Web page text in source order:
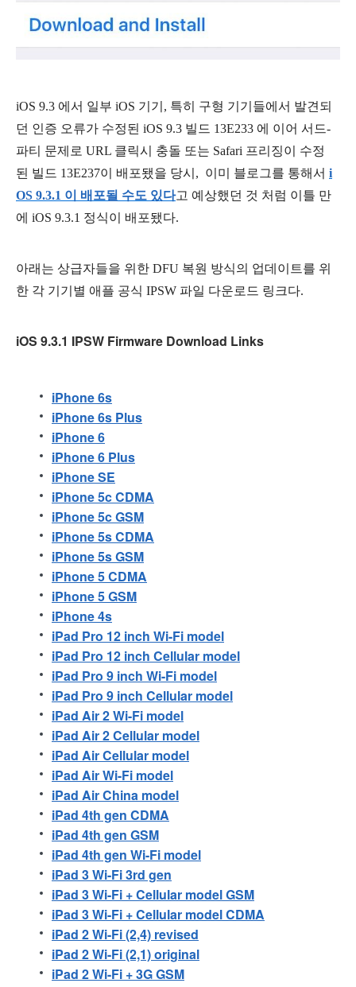
iOS 9.3 에서 일부 iOS 기기, 특히 구형 기기들에서 발견되
던 인증 오류가 수정된 iOS 9.3 빌드 13E233 에 이어 서드-
파티 문제로 URL 클릭시 충돌 또는 Safari 프리징이 수정
된 빌드 13E237이 배포됐을 당시, 이미 블로그를 통해서 i
OS 9.3.1 이 배포될 수도 있다고 예상했던 것 처럼 이틀 만
에 iOS 9.3.1 정식이 배포됐다.
아래는 상급자들을 위한 DFU 복원 방식의 업데이트를 위
한 각 기기별 애플 공식 IPSW 파일 다운로드 링크다.
iOS 9.3.1 IPSW Firmware Download Links
iPhone 6s
iPhone 6s Plus
iPhone 6
iPhone 6 Plus
iPhone SE
iPhone 5c CDMA
iPhone 5c GSM
iPhone 5s CDMA
iPhone 5s GSM
iPhone 5 CDMA
iPhone 5 GSM
iPhone 4s
iPad Pro 12 inch Wi-Fi model
iPad Pro 12 inch Cellular model
iPad Pro 9 inch Wi-Fi model
iPad Pro 9 inch Cellular model
iPad Air 2 Wi-Fi model
iPad Air 2 Cellular model
iPad Air Cellular model
iPad Air Wi-Fi model
iPad Air China model
iPad 4th gen CDMA
iPad 4th gen GSM
iPad 4th gen Wi-Fi model
iPad 3 Wi-Fi 3rd gen
iPad 3 Wi-Fi + Cellular model GSM
iPad 3 Wi-Fi + Cellular model CDMA
iPad 2 Wi-Fi (2,4) revised
iPad 2 Wi-Fi (2,1) original
iPad 2 Wi-Fi + 3G GSM